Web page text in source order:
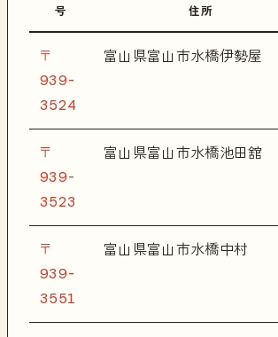
号
住所
〒
939-
3524
富山県富山市水橋伊勢屋
〒
939-
3523
富山県富山市水橋池田舘
〒
939-
3551
富山県富山市水橋中村